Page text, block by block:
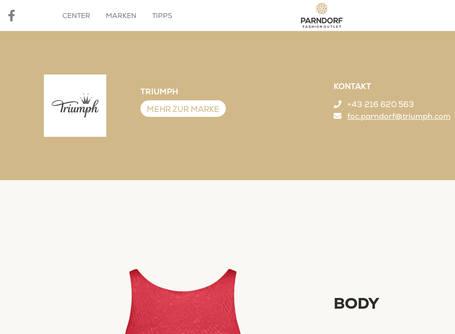
CENTER MARKEN TIPPS
TRIUMPH
MEHR ZUR MARKE
KONTAKT
+43 216 620 563
foc.parndorf@triumph.com
BODY